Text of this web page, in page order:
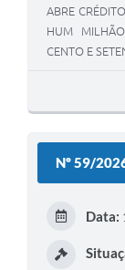
ABRE
HUM
CENTO E
Nº 59/
Data: